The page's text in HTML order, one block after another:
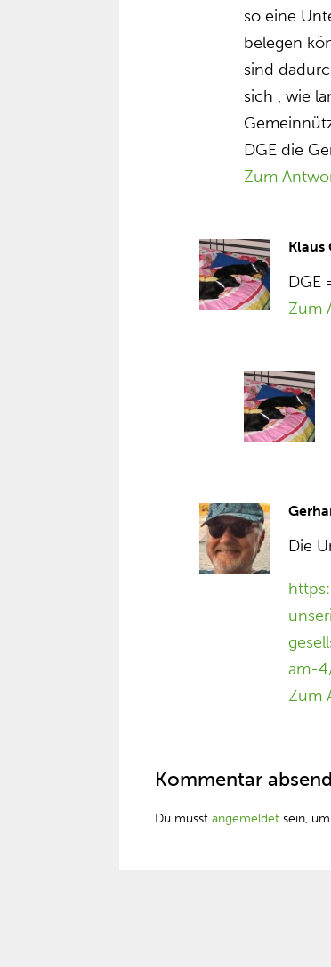
so eine
belegen
sind
sich , wie
DGE die
Zum
Klaus
DGE
Zum
Die
am-
Zum
Kommentar
Du musstangemeldet sein,